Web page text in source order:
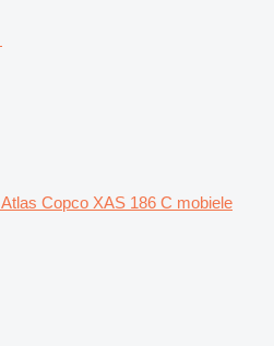
Atlas Copco XAS 186 C mobiele